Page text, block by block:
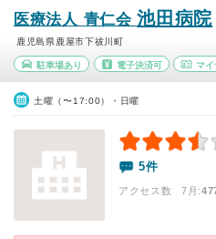
医療法人 青仁会池田病院
鹿児島県鹿屋市下祓川町
駐車場あり 電子決済可 マ
土曜（〜17:00）・日曜
5件
アクセス数 7月: